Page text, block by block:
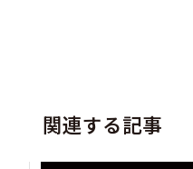
関連する記事